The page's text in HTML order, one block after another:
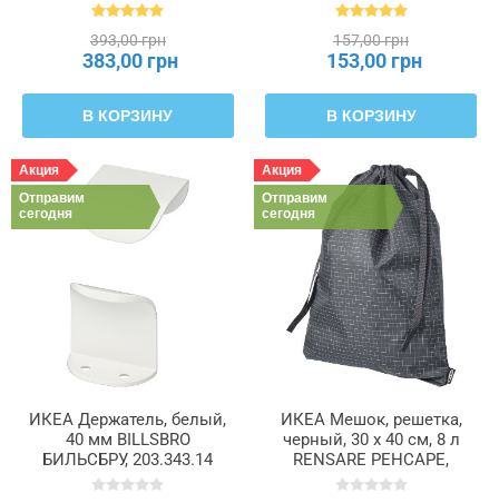
ФЕНОМЕН, 803.779.37
393,00 грн
383,00 грн
В КОРЗИНУ
203.349.22
157,00 грн
153,00 грн
В КОРЗИНУ
Акция
Отправим
сегодня
ИКЕА Держатель, белый,
40 мм BILLSBRO
БИЛЬСБРУ, 203.343.14
Акция
Отправим
сегодня
ИКЕА Мешок, решетка,
черный, 30 x 40 см, 8 л
RENSARE РЕНСАРЕ,
204.324.99